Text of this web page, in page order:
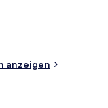
Für kühle Getränke
Adresse. Als
Stil einen
und das
anzeigen